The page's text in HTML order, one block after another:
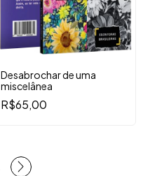
Desabrochar de uma
miscelânea
R$65,00